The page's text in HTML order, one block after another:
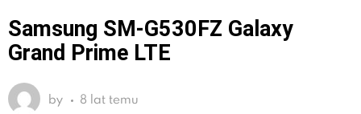
Samsung SM-G530FZ Galaxy
Grand Prime LTE
by 8 lat temu